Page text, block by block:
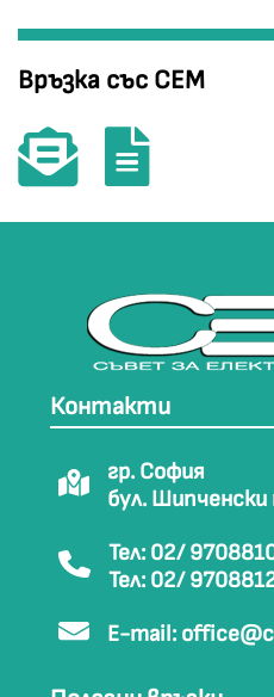
Връзка със СЕМ
Контакти
гр. София
бул. Шипченски
Тел: 02/
Тел: 02/
E-mail: